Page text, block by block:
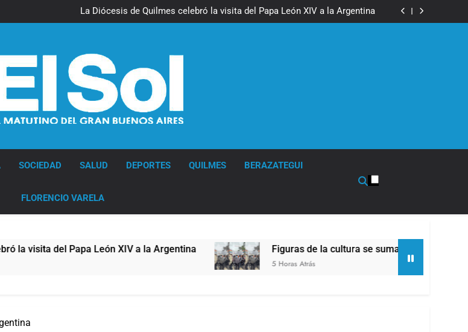
La Diócesis de Quilmes celebró la visita del Papa León XIV a la Argentina
Figuras de la cultura se sumaron a la marcha frente al Congreso contra la
La Diócesis de Quilmes celebró la visita del Papa León XIV a la Argentina
Figuras de la cultura se sumaron a la marcha frente al Congreso contra la
Nueva jornada negativa para los activos argentinos: cayeron las acciones
en Wall Street y el riesgo país quedó al borde de los 450 puntos
SOCIEDAD SALUD DEPORTES QUILMES BERAZATEGUI
FLORENCIO VARELA
del Papa León XIV a la Argentina Figuras de la cultura se sumaron a la marcha
5 Horas Atrás